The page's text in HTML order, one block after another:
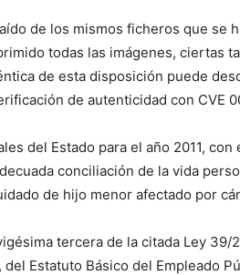
de los mismos ficheros que se
todas las imágenes, ciertas
de esta disposición puede
de autenticidad con CVE
del Estado para el año 2011,
conciliación de la vida
de hijo menor afectado por
tercera de la citada Ley 39/
Estatuto Básico del Empleado